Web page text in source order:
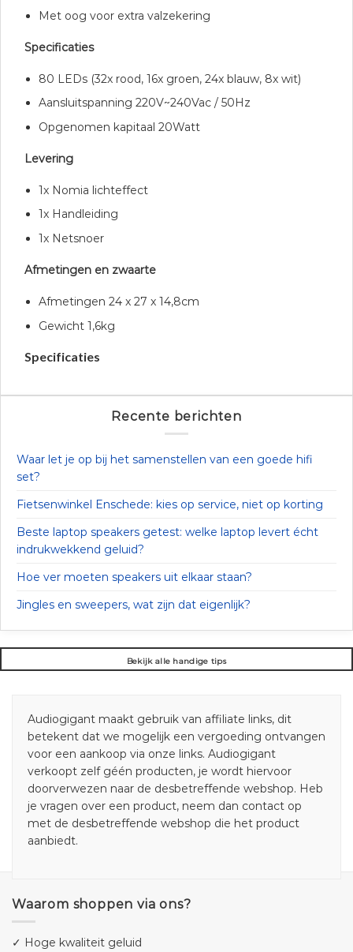
Met oog voor extra valzekering
Specificaties
80 LEDs (32x rood, 16x groen, 24x blauw, 8x wit)
Aansluitspanning 220V~240Vac / 50Hz
Opgenomen kapitaal 20Watt
Levering
1x Nomia lichteffect
1x Handleiding
1x Netsnoer
Afmetingen en zwaarte
Afmetingen 24 x 27 x 14,8cm
Gewicht 1,6kg
Specificaties
Recente berichten
Waar let je op bij het samenstellen van een goede hifi
set?
Fietsenwinkel Enschede: kies op service, niet op korting
Beste laptop speakers getest: welke laptop levert écht
indrukwekkend geluid?
Hoe ver moeten speakers uit elkaar staan?
Jingles en sweepers, wat zijn dat eigenlijk?
Bekijk alle handige tips
Audiogigant maakt gebruik van affiliate links, dit
betekent dat we mogelijk een vergoeding ontvangen
voor een aankoop via onze links. Audiogigant
verkoopt zelf géén producten, je wordt hiervoor
doorverwezen naar de desbetreffende webshop. Heb
je vragen over een product, neem dan contact op
met de desbetreffende webshop die het product
aanbiedt.
Waarom shoppen via ons?
✓ Hoge kwaliteit geluid